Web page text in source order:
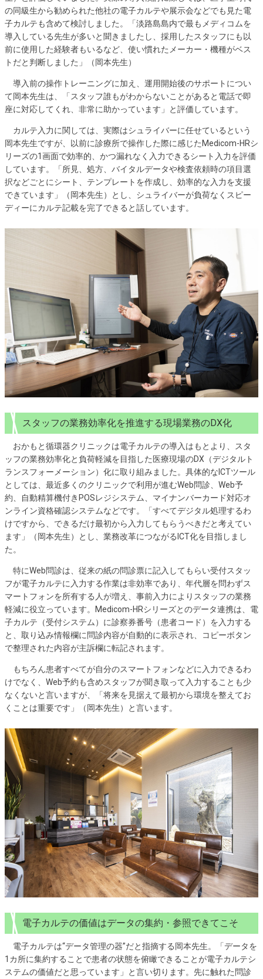
の同級生から勧められた他社の電子カルテや展示会などでも見た電
子カルテも含めて検討しました。「淡路島島内で最もメディコムを
導入している先生が多いと聞きましたし、採用したスタッフにも以
前に使用した経験者もいるなど、使い慣れたメーカー・機種がベス
トだと判断しました」（岡本先生）
導入前の操作トレーニングに加え、運用開始後のサポートについ
て岡本先生は、「スタッフ誰もがわからないことがあると電話で即
座に対応してくれ、非常に助かっています」と評価しています。
カルテ入力に関しては、実際はシュライバーに任せているという
岡本先生ですが、以前に診療所で操作した際に感じたMedicom-HRシ
リーズの1画面で効率的、かつ漏れなく入力できるシート入力を評価
しています。「所見、処方、バイタルデータや検査依頼時の項目選
択などごとにシート、テンプレートを作成し、効率的な入力を支援
できています」（岡本先生）とし、シュライバーが負荷なくスピー
ディーにカルテ記載を完了できると話しています。
スタッフの業務効率化を推進する現場業務のDX化
おかもと循環器クリニックは電子カルテの導入はもとより、スタ
ッフの業務効率化と負荷軽減を目指した医療現場のDX（デジタルト
ランスフォーメーション）化に取り組みました。具体的なICTツール
としては、最近多くのクリニックで利用が進むWeb問診、Web予
約、自動精算機付きPOSレジシステム、マイナンバーカード対応オ
ンライン資格確認システムなどです。「すべてデジタル処理するわ
けですから、できるだけ最初から入力してもらうべきだと考えてい
ます」（岡本先生）とし、業務改革につながるICT化を目指しまし
た。
特にWeb問診は、従来の紙の問診票に記入してもらい受付スタッ
フが電子カルテに入力する作業は非効率であり、年代層を問わずス
マートフォンを所有する人が増え、事前入力によりスタッフの業務
軽減に役立っています。Medicom-HRシリーズとのデータ連携は、電
子カルテ（受付システム）に診察券番号（患者コード）を入力する
と、取り込み情報欄に問診内容が自動的に表示され、コピーボタン
で整理された内容が主訴欄に転記されます。
もちろん患者すべてが自分のスマートフォンなどに入力できるわ
けでなく、Web予約も含めスタッフが聞き取って入力することも少
なくないと言いますが、「将来を見据えて最初から環境を整えてお
くことは重要です」（岡本先生）と言います。
電子カルテの価値はデータの集約・参照できてこそ
電子カルテは“データ管理の器”だと指摘する岡本先生。「データを
1カ所に集約することで患者の状態を俯瞰できることが電子カルテシ
ステムの価値だと思っています」と言い切ります。先に触れた問診